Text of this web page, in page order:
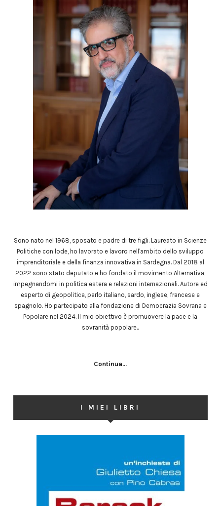
Sono nato nel 1968, sposato e padre di tre figli. Laureato in Scienze
Politiche con lode, ho lavorato e lavoro nell'ambito dello sviluppo
imprenditoriale e della finanza innovativa in Sardegna. Dal 2018 al
2022 sono stato deputato e ho fondato il movimento Alternativa,
impegnandomi in politica estera e relazioni internazionali. Autore ed
esperto di geopolitica, parlo italiano, sardo, inglese, francese e
spagnolo. Ho partecipato alla fondazione di Democrazia Sovrana e
Popolare nel 2024. Il mio obiettivo è promuovere la pace e la
sovranità popolare..
Continua...
I MIEI LIBRI